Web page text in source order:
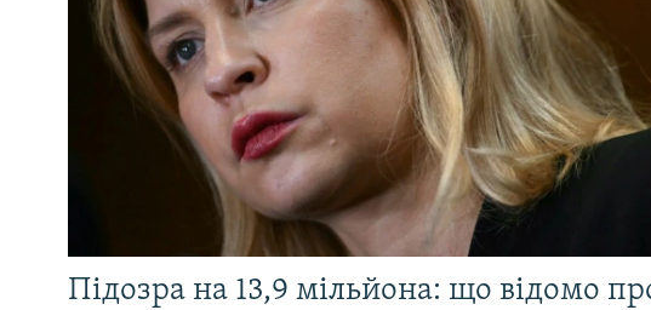
Підозра на 13,9 мільйона: що відомо